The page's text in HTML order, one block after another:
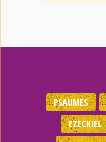
PSAUMES
EZECKIEL